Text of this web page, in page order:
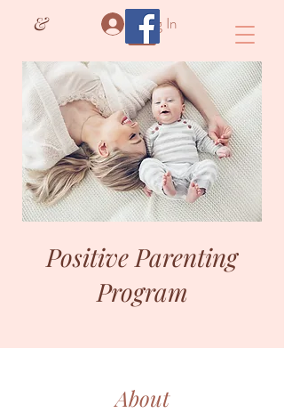
& Log In
Positive Parenting
Program
About